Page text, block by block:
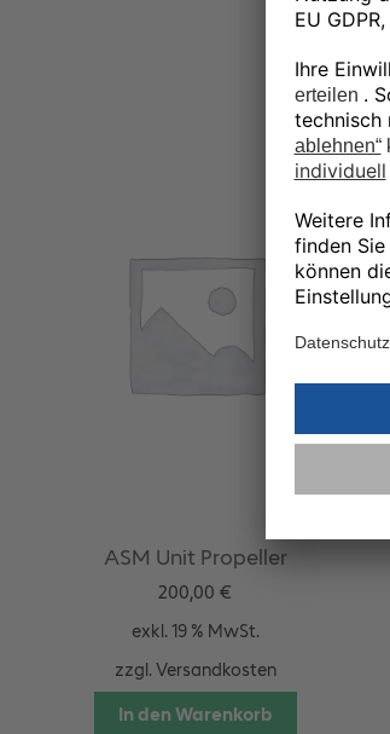
ASM Unit Propeller
200,00 €
exkl. 19 % MwSt.
zzgl. Versandkosten
In den Warenkorb